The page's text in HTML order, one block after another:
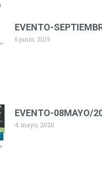
EVENTO-
6 junio, 2019
EVENTO-08MAYO/
4 mayo, 2020